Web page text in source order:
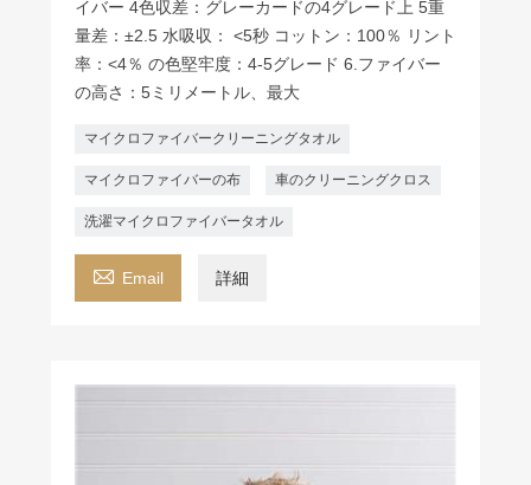
イバー 4色収差：グレーカードの4グレード上 5重
量差：±2.5 水吸収： <5秒 コットン：100％ リント
率：<4％ の色堅牢度：4-5グレード 6.ファイバー
の高さ：5ミリメートル、最大
マイクロファイバークリーニングタオル
マイクロファイバーの布 車のクリーニングクロス
洗濯マイクロファイバータオル
 Email 詳細